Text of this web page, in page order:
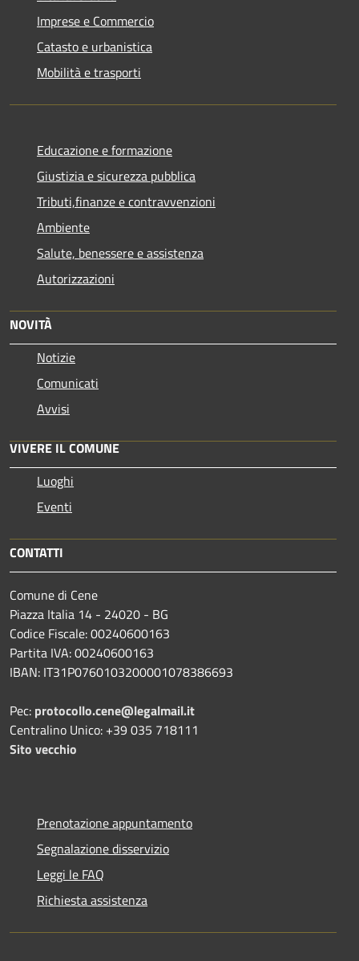
Imprese e Commercio
Catasto e urbanistica
Mobilità e trasporti
Educazione e formazione
Giustizia e sicurezza pubblica
Tributi,finanze e contravvenzioni
Ambiente
Salute, benessere e assistenza
Autorizzazioni
NOVITÀ
Notizie
Comunicati
Avvisi
VIVERE IL COMUNE
Luoghi
Eventi
CONTATTI
Comune di Cene
Piazza Italia 14 - 24020 - BG
Codice Fiscale: 00240600163
Partita IVA: 00240600163
IBAN: IT31P0760103200001078386693
Pec: protocollo.cene@legalmail.it
Centralino Unico: +39 035 718111
Sito vecchio
Prenotazione appuntamento
Segnalazione disservizio
Leggi le FAQ
Richiesta assistenza